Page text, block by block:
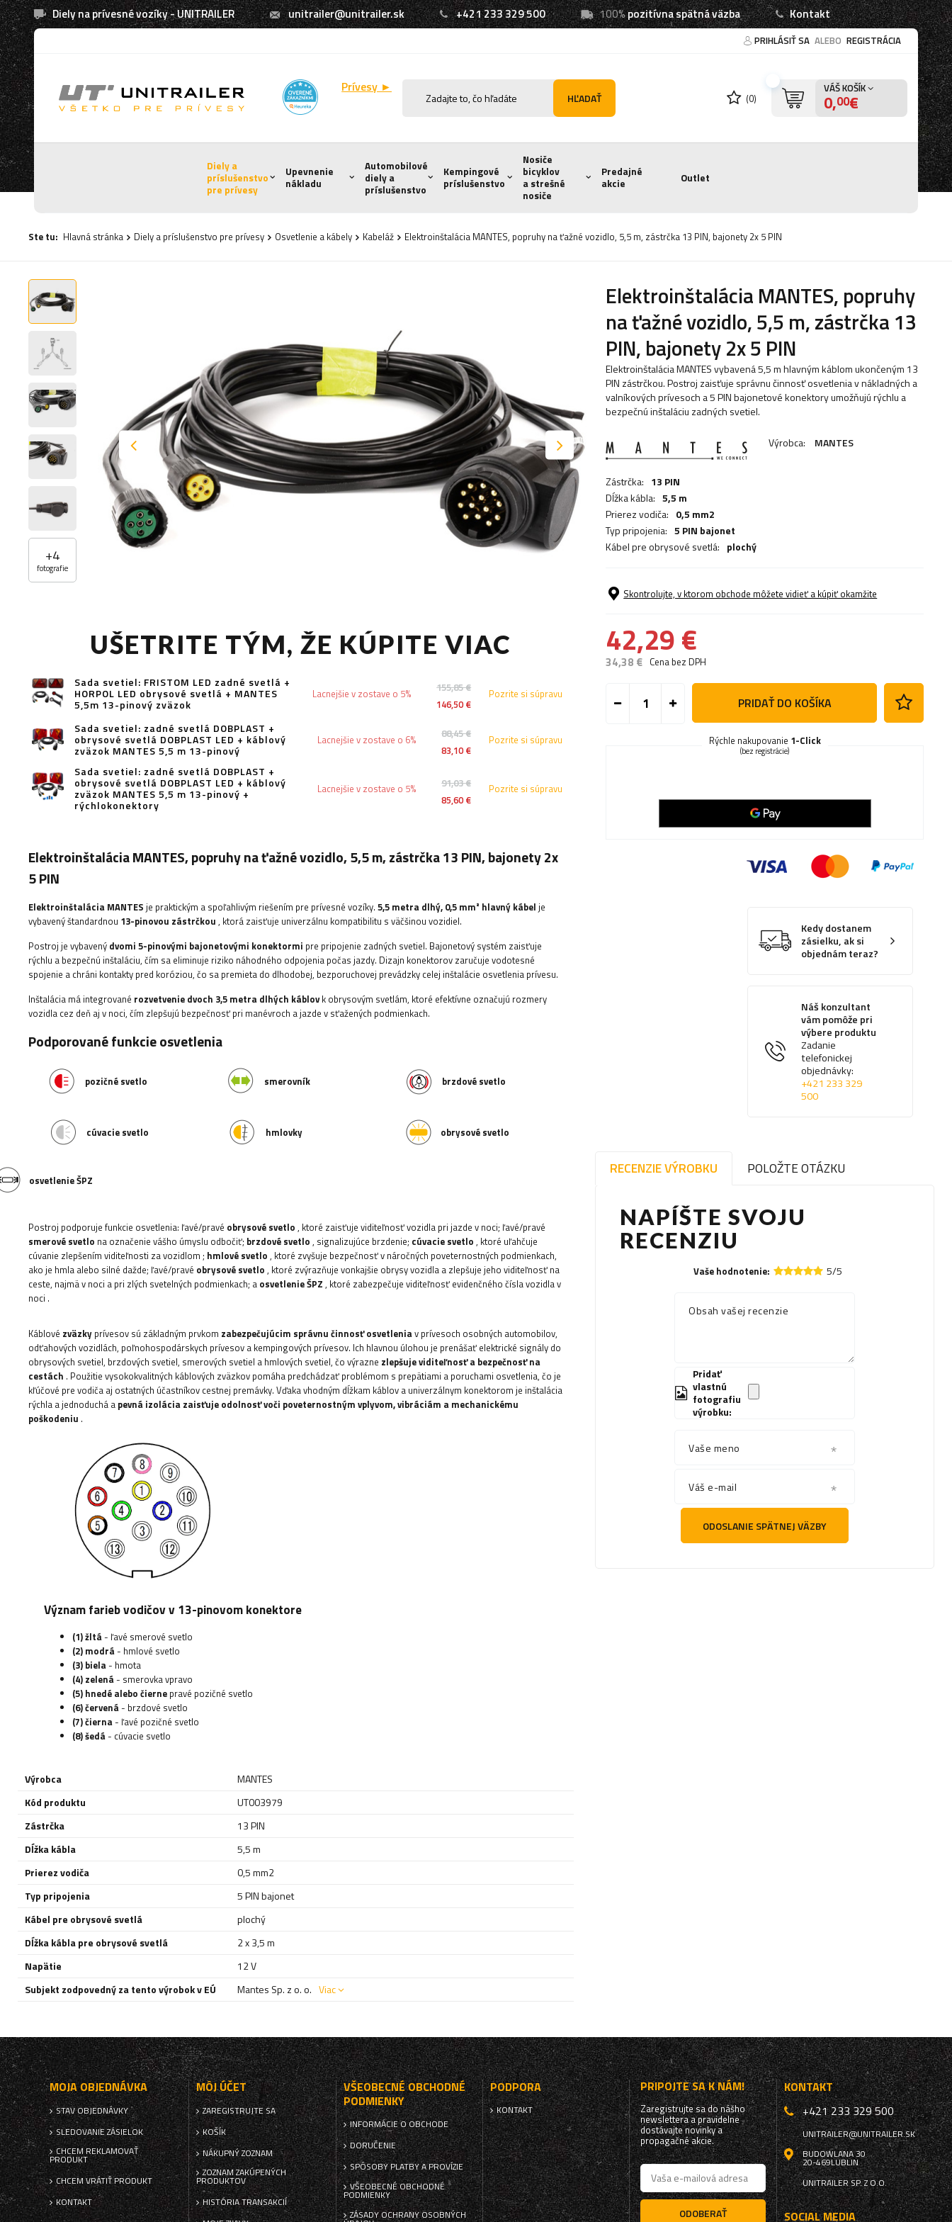
Diely na prívesné vozíky - UNITRAILER unitrailer@unitrailer.sk +421 233 329 500 100%pozitívna spätná väzba Kontakt
PRIHLÁSIŤ SA ALEBO REGISTRÁCIA
Prívesy ►
HĽADAŤ (0)
VÁŠ KOŠÍK
0,00€
Diely a
príslušenstvo
pre prívesy
Upevnenie
nákladu
Automobilové
diely a
príslušenstvo
Kempingové
príslušenstvo
Nosiče
bicyklov
a strešné
nosiče
Predajné
akcie
Outlet
Ste tu: Hlavná stránka Diely a príslušenstvo pre prívesy Osvetlenie a kábely Kabeláž Elektroinštalácia MANTES, popruhy na ťažné vozidlo, 5,5 m, zástrčka 13 PIN, bajonety 2x 5 PIN
+4
fotografie
Elektroinštalácia MANTES, popruhy
na ťažné vozidlo, 5,5 m, zástrčka 13
PIN, bajonety 2x 5 PIN
Elektroinštalácia MANTES vybavená 5,5 m hlavným káblom ukončeným 13
PIN zástrčkou. Postroj zaisťuje správnu činnosť osvetlenia v nákladných a
valníkových prívesoch a 5 PIN bajonetové konektory umožňujú rýchlu a
bezpečnú inštaláciu zadných svetiel.
Výrobca: MANTES
Zástrčka: 13 PIN
Dĺžka kábla: 5,5 m
Prierez vodiča: 0,5 mm2
Typ pripojenia: 5 PIN bajonet
Kábel pre obrysové svetlá: plochý
Skontrolujte, v ktorom obchode môžete vidieť a kúpiť okamžite
42,29 €
34,38 € Cena bez DPH
PRIDAŤ DO KOŠÍKA
Rýchle nakupovanie 1-Click
(bez registrácie)
Kedy dostanem
zásielku, ak si
objednám teraz?
Náš konzultant
vám pomôže pri
výbere produktu
Zadanie
telefonickej
objednávky:
+421 233 329
500
RECENZIE VÝROBKU POLOŽTE OTÁZKU
NAPÍŠTE SVOJU
RECENZIU
Vaše hodnotenie: 5/5
Obsah vašej recenzie
Pridať
vlastnú
fotografiu
výrobku:
Vaše meno
Váš e-mail
ODOSLANIE SPÄTNEJ VÄZBY
UŠETRITE TÝM, ŽE KÚPITE VIAC
Sada svetiel: FRISTOM LED zadné svetlá +
HORPOL LED obrysové svetlá + MANTES
5,5m 13-pinový zväzok
155,85 €
146,50 €
Lacnejšie v zostave o 5% Pozrite si súpravu
Sada svetiel: zadné svetlá DOBPLAST +
obrysové svetlá DOBPLAST LED + káblový
zväzok MANTES 5,5 m 13-pinový
88,45 €
83,10 €
Lacnejšie v zostave o 6% Pozrite si súpravu
Sada svetiel: zadné svetlá DOBPLAST +
obrysové svetlá DOBPLAST LED + káblový
zväzok MANTES 5,5 m 13-pinový +
rýchlokonektory
91,03 €
85,60 €
Lacnejšie v zostave o 5% Pozrite si súpravu
Elektroinštalácia MANTES, popruhy na ťažné vozidlo, 5,5 m, zástrčka 13 PIN, bajonety 2x
5 PIN
Elektroinštalácia MANTES je praktickým a spoľahlivým riešením pre prívesné vozíky. 5,5 metra dlhý, 0,5 mm² hlavný kábel je
vybavený štandardnou 13-pinovou zástrčkou , ktorá zaisťuje univerzálnu kompatibilitu s väčšinou vozidiel.
Postroj je vybavený dvomi 5-pinovými bajonetovými konektormi pre pripojenie zadných svetiel. Bajonetový systém zaisťuje
rýchlu a bezpečnú inštaláciu, čím sa eliminuje riziko náhodného odpojenia počas jazdy. Dizajn konektorov zaručuje vodotesné
spojenie a chráni kontakty pred koróziou, čo sa premieta do dlhodobej, bezporuchovej prevádzky celej inštalácie osvetlenia prívesu.
Inštalácia má integrované rozvetvenie dvoch 3,5 metra dlhých káblovk obrysovým svetlám, ktoré efektívne označujú rozmery
vozidla cez deň aj v noci, čím zlepšujú bezpečnosť pri manévroch a jazde v sťažených podmienkach.
Podporované funkcie osvetlenia
pozičné svetlo smerovník brzdové svetlo
cúvacie svetlo hmlovky obrysové svetlo
osvetlenie ŠPZ
Postroj podporuje funkcie osvetlenia: ľavé/pravé obrysové svetlo , ktoré zaisťuje viditeľnosť vozidla pri jazde v noci; ľavé/pravé
smerové svetlo na označenie vášho úmyslu odbočiť; brzdové svetlo , signalizujúce brzdenie; cúvacie svetlo , ktoré uľahčuje
cúvanie zlepšením viditeľnosti za vozidlom ; hmlové svetlo , ktoré zvyšuje bezpečnosť v náročných poveternostných podmienkach,
ako je hmla alebo silné dažde; ľavé/pravé obrysové svetlo , ktoré zvýrazňuje vonkajšie obrysy vozidla a zlepšuje jeho viditeľnosť na
ceste, najmä v noci a pri zlých svetelných podmienkach; a osvetlenie ŠPZ , ktoré zabezpečuje viditeľnosť evidenčného čísla vozidla v
noci .
Káblové zväzky prívesov sú základným prvkom zabezpečujúcim správnu činnosť osvetleniav prívesoch osobných automobilov,
odťahových vozidlách, poľnohospodárskych prívesov a kempingových prívesov. Ich hlavnou úlohou je prenášať elektrické signály do
obrysových svetiel, brzdových svetiel, smerových svetiel a hmlových svetiel, čo výrazne zlepšuje viditeľnosť a bezpečnosť na
cestách . Použitie vysokokvalitných káblových zväzkov pomáha predchádzať problémom s prepätiami a poruchami osvetlenia, čo je
kľúčové pre vodiča aj ostatných účastníkov cestnej premávky. Vďaka vhodným dĺžkam káblov a univerzálnym konektorom je inštalácia
rýchla a jednoduchá a pevná izolácia zaisťuje odolnosť voči poveternostným vplyvom, vibráciám a mechanickému
poškodeniu .
Význam farieb vodičov v 13-pinovom konektore
(1) žltá - ľavé smerové svetlo
(2) modrá - hmlové svetlo
(3) biela - hmota
(4) zelená - smerovka vpravo
(5) hnedé alebo čierne pravé pozičné svetlo
(6) červená - brzdové svetlo
(7) čierna - ľavé pozičné svetlo
(8) šedá - cúvacie svetlo
Výrobca
MANTES
Kód produktu
UT003979
Zástrčka
13 PIN
Dĺžka kábla
5,5 m
Prierez vodiča
0,5 mm2
Typ pripojenia
5 PIN bajonet
Kábel pre obrysové svetlá
plochý
Dĺžka kábla pre obrysové svetlá
2 x 3,5 m
Napätie
12 V
Subjekt zodpovedný za tento výrobok v EÚ
Mantes Sp. z o. o. Viac
MOJA OBJEDNÁVKA
STAV OBJEDNÁVKY
SLEDOVANIE ZÁSIELOK
CHCEM REKLAMOVAŤ
PRODUKT
CHCEM VRÁTIŤ PRODUKT
KONTAKT
MÔJ ÚČET
ZAREGISTRUJTE SA
KOŠÍK
NÁKUPNÝ ZOZNAM
ZOZNAM ZAKÚPENÝCH
PRODUKTOV
HISTÓRIA TRANSAKCIÍ
VŠEOBECNÉ OBCHODNÉ
PODMIENKY
INFORMÁCIE O OBCHODE
DORUČENIE
SPÔSOBY PLATBY A PROVÍZIE
VŠEOBECNÉ OBCHODNÉ
PODMIENKY
ZÁSADY OCHRANY OSOBNÝCH
PODPORA
KONTAKT
PRIPOJTE SA K NÁM!
Zaregistrujte sa do nášho
newslettera a pravidelne
dostávajte novinky a
propagačné akcie.
ODOBERAŤ
KONTAKT
+421 233 329 500
UNITRAILER@UNITRAILER.SK
BUDOWLANA 30
20-469LUBLIN
UNITRAILER SP. Z O.O.
SOCIAL MEDIA